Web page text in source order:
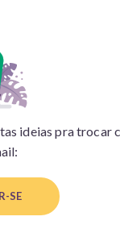
ideias pra trocar